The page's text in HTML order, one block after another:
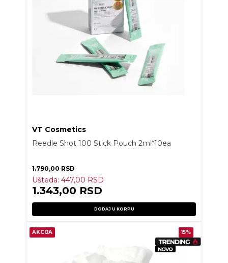
VT Cosmetics
Reedle Shot 100 Stick Pouch 2ml*10ea
1.790,00RSD
Ušteda:447,00 RSD
1.343,00 RSD
DODAJ U KORPU
AKCIJA 15%